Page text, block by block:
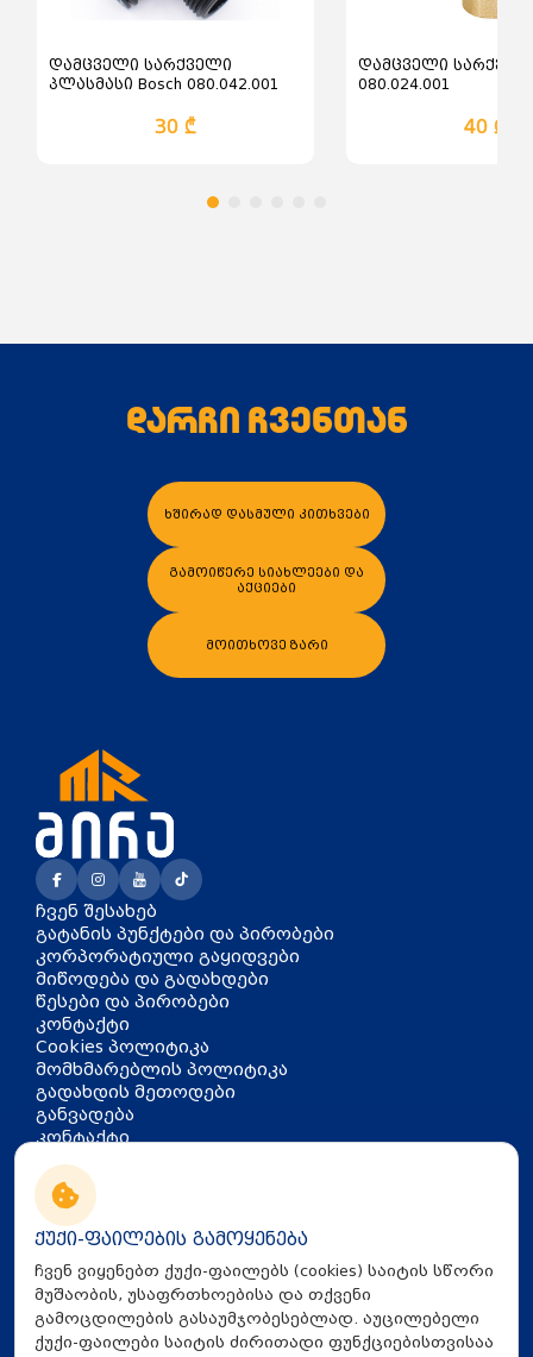
დამცველი სარქველი
პლასმასი Bosch 080.042.001
30 ₾
დამცველი
080.024.001
40 ₾
დარჩი ჩვენთან
ხშირად დასმული კითხვები
გამოიწერე სიახლეები და
აქციები
მოითხოვე ზარი
კონტაქტი
თბილისი, აკაკი წერეთლის
გამზირი 126
info@mira.ge
032 235 60 01
ჩვენ შესახებ
გატანის პუნქტები და პირობები
კორპორატიული გაყიდვები
მიწოდება და გადახდები
წესები და პირობები
კონტაქტი
Cookies პოლიტიკა
მომხმარებლის პოლიტიკა
გადახდის მეთოდები
განვადება
ქუქი-ფაილების გამოყენება
ჩვენ ვიყენებთ ქუქი-ფაილებს (cookies) საიტის სწორი
მუშაობის, უსაფრთხოებისა და თქვენი
გამოცდილების გასაუმჯობესებლად. აუცილებელი
ქუქი-ფაილები საიტის ძირითადი ფუნქციებისთვისაა